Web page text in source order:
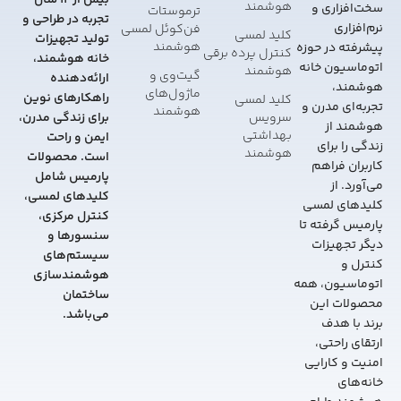
سخت‌افزاری و
نرم‌افزاری
پیشرفته در حوزه
اتوماسیون خانه
هوشمند،
تجربه‌ای مدرن و
هوشمند از
زندگی را برای
کاربران فراهم
می‌آورد. از
کلیدهای لمسی
پارمیس گرفته تا
دیگر تجهیزات
کنترل و
اتوماسیون، همه
محصولات این
برند با هدف
ارتقای راحتی،
امنیت و کارایی
خانه‌های
هوشمند
کلید لمسی
کنترل پرده برقی
هوشمند
کلید لمسی
سرویس
بهداشتی
هوشمند
ترموستات
فن‌کوئل لمسی
هوشمند
گیت‌وی و
ماژول‌های
هوشمند
تجربه در طراحی و
تولید تجهیزات
خانه هوشمند،
ارائه‌دهنده
راهکارهای نوین
برای زندگی مدرن،
ایمن و راحت
است. محصولات
پارمیس شامل
کلیدهای لمسی،
کنترل مرکزی،
سنسورها و
سیستم‌های
هوشمندسازی
ساختمان
می‌باشد.